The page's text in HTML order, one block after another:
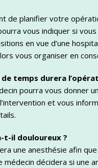
de planifier votre
vous indiquer si
en vue d’une
vous organiser en
de temps durera
pourra vous donner
et vous
t-il douloureux ?
une anesthésie afin
médecin décidera si une